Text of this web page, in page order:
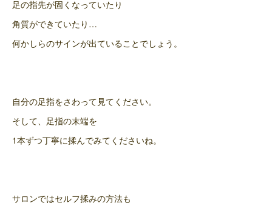
足の指先が固くなっていたり
角質ができていたり…
何かしらのサインが出ていることでしょう。
自分の足指をさわって見てください。
そして、足指の末端を
1本ずつ丁寧に揉んでみてくださいね。
サロンではセルフ揉みの方法も